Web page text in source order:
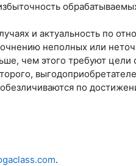
и актуальность по
неполных или
чем этого требуют цели
по
.